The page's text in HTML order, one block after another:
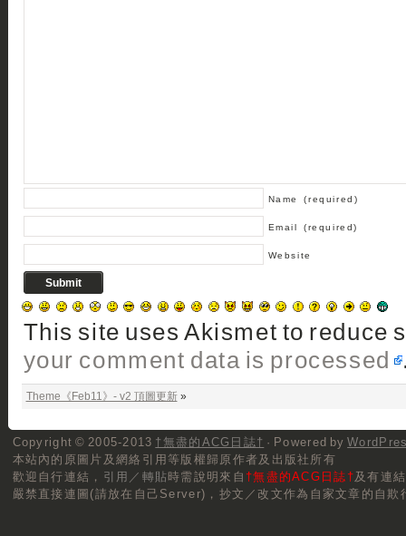
Name (required)
Email (required)
Website
This site uses Akismet to reduce
your comment data is processed
Theme《Feb11》- v2 頂圖更新»
Copyright © 2005-2013 †無盡的ACG日誌† · Powered by
本站內的原圖片及網絡引用等版權歸原作者及出版社所有
歡迎自行連結， 引用／轉貼時需說明來自 †無盡的ACG日誌†及有連
嚴禁直接連圖(請放在自己Server)，抄文／改文作為自家文章的自欺